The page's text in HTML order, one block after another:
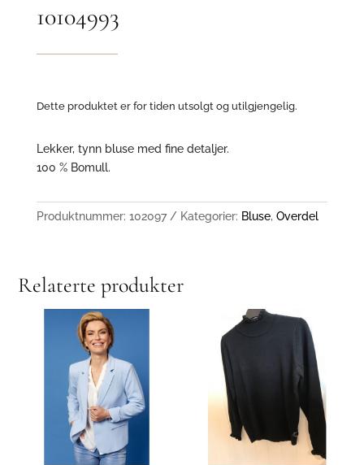
10104993
Dette produktet er for tiden utsolgt og utilgjengelig.
Lekker, tynn bluse med fine detaljer.
100 % Bomull.
Produktnummer: 102097 Kategorier: Bluse, Overdel
Relaterte produkter